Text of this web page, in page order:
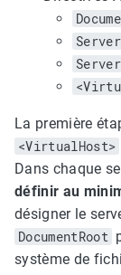
La première
<VirtualHost>
Dans chaque
définir au
désigner le
DocumentRoot
système de